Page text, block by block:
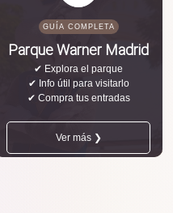
GUÍA COMPLETA
Parque Warner Madrid
✔ Explora el parque
✔ Info útil para visitarlo
✔ Compra tus entradas
Ver más ❯